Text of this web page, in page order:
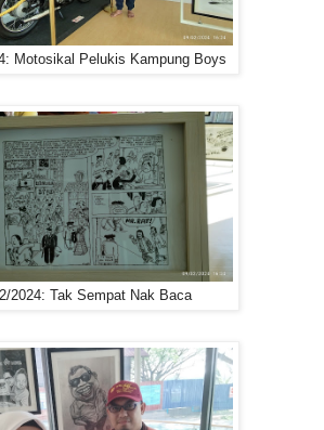
Motosikal Pelukis Kampung Boys
2024: Tak Sempat Nak Baca